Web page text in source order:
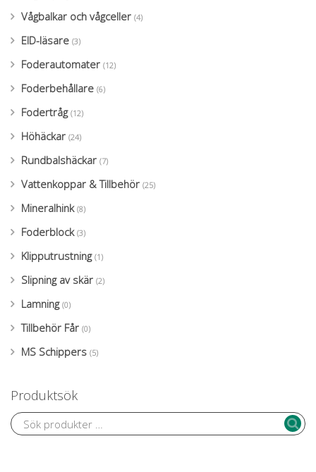
Vågbalkar och vågceller (4)
EID-läsare (3)
Foderautomater (12)
Foderbehållare (6)
Fodertråg (12)
Höhäckar (24)
Rundbalshäckar (7)
Vattenkoppar & Tillbehör (25)
Mineralhink (8)
Foderblock (3)
Klipputrustning (1)
Slipning av skär (2)
Lamning (0)
Tillbehör Får (0)
MS Schippers (5)
Produktsök